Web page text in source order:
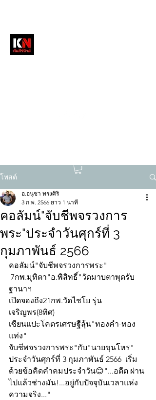
โพสต์
คอลัมน์"จับชีพจรวงการ
พระ"ประจำวันศุกร์ที่ 3
กุมภาพันธ์ 2566
อ.อนุชา ทรงศิริ
3 ก.พ. 2566 ยาว 1 นาที
คอลัมน์"จับชีพจรวงการพระ"
ฐานาฯ
เปิดจองถึง21กพ.วัดไชโย รุ่น
เจริญพร(8ทิศ)
เซียนแปะโคตรเศรษฐีลุ้น"ทองคำ-ทอง
แท่ง"
จับชีพจรวงการพระ"กับ"นายขุนโหร"
ประจำวันศุกร์ที่ 3 กุมภาพันธ์ 2566  เริ่ม
ด้วยข้อคิดคำคมประจำวัน😊"...อดีต ผ่าน
ไปแล้วช่างมัน!...อยู่กับปัจจุบันเวลาแห่ง
ความจริง..."